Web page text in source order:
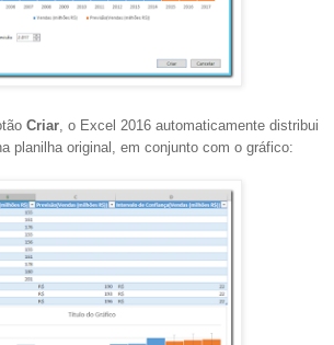
Criar, o Excel 2016 automaticamente distribui
planilha original, em conjunto com o gráfico: